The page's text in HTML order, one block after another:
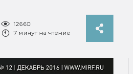
12660
7 минут на чтение